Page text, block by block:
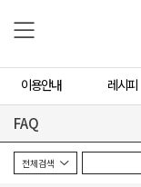
이용안내 레시피
FAQ